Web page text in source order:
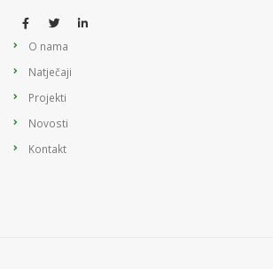
O nama
Natječaji
Projekti
Novosti
Kontakt